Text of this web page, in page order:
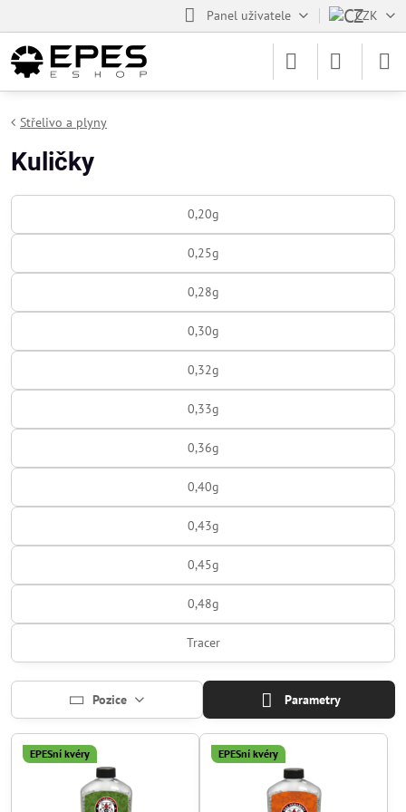
Panel uživatele CZK
Střelivo a plyny
Kuličky
0,20g
0,25g
0,28g
0,30g
0,32g
0,33g
0,36g
0,40g
0,43g
0,45g
0,48g
Tracer
Pozice Parametry
EPESní kvéry EPESní kvéry